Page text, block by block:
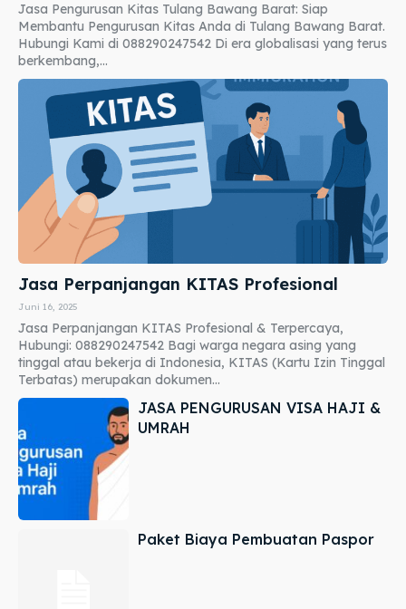
Jasa Pengurusan Kitas Tulang Bawang Barat: Siap
Membantu Pengurusan Kitas Anda di Tulang Bawang Barat.
Hubungi Kami di 088290247542 Di era globalisasi yang terus
berkembang,...
Jasa Perpanjangan KITAS Profesional
Juni 16, 2025
Jasa Perpanjangan KITAS Profesional & Terpercaya,
Hubungi: 088290247542 Bagi warga negara asing yang
tinggal atau bekerja di Indonesia, KITAS (Kartu Izin Tinggal
Terbatas) merupakan dokumen...
JASA PENGURUSAN VISA HAJI &
UMRAH
Paket Biaya Pembuatan Paspor